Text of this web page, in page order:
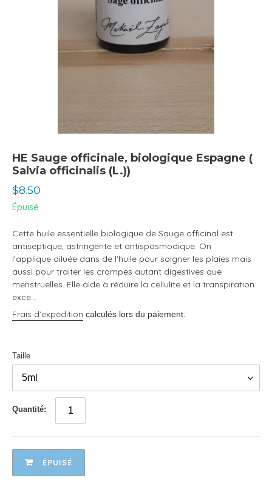
HE Sauge officinale, biologique Espagne (
Salvia officinalis (L.))
Prix
normal
$8.50
Épuisé
Cette huile essentielle biologique de Sauge officinal est
antiseptique, astringente et antispasmodique. On
l'applique diluée dans de l'huile pour soigner les plaies mais
aussi pour traiter les crampes autant digestives que
menstruelles. Elle aide à réduire la cellulite et la transpiration
exce...
Frais d'expédition calculés lors du paiement.
Taille
Quantité:
ÉPUISÉ